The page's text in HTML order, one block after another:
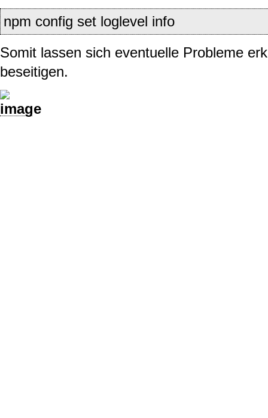
npm config set loglevel info
Somit lassen sich eventuelle Probleme
beseitigen.